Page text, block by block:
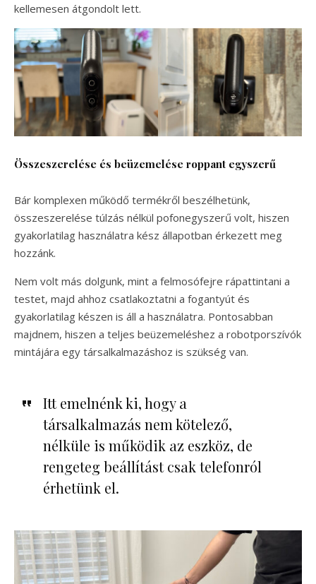
kellemesen átgondolt lett.
Összeszerelése és beüzemelése roppant egyszerű
Bár komplexen működő termékről beszélhetünk,
összeszerelése túlzás nélkül pofonegyszerű volt, hiszen
gyakorlatilag használatra kész állapotban érkezett meg
hozzánk.
Nem volt más dolgunk, mint a felmosófejre rápattintani a
testet, majd ahhoz csatlakoztatni a fogantyút és
gyakorlatilag készen is áll a használatra. Pontosabban
majdnem, hiszen a teljes beüzemeléshez a robotporszívók
mintájára egy társalkalmazáshoz is szükség van.
Itt emelnénk ki, hogy a
társalkalmazás nem kötelező,
nélküle is működik az eszköz, de
rengeteg beállítást csak telefonról
érhetünk el.